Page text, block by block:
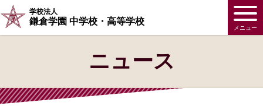
学校法人
鎌倉学園 中学校・高等学校
メニュー
ニュース